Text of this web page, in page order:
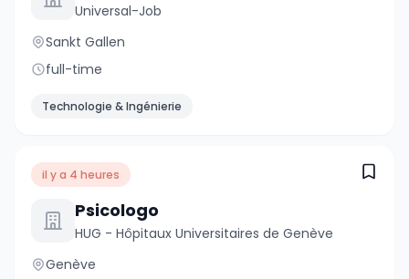
Universal-Job
Sankt Gallen
full-time
Technologie & Ingénierie
il y a 4 heures
Psicologo
HUG - Hôpitaux Universitaires de Genève
Genève